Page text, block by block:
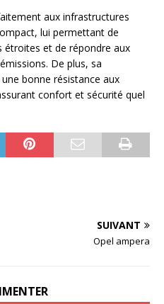
aux infrastructures
lui permettant de
étroites et de répondre aux
De plus, sa
bonne résistance aux
confort et sécurité quel
SUIVANT
Opel ampera